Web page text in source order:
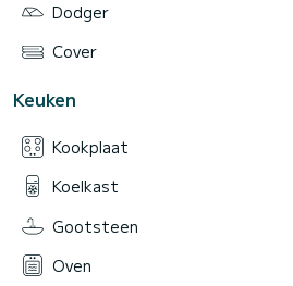
Dodger
Cover
Keuken
Kookplaat
Koelkast
Gootsteen
Oven